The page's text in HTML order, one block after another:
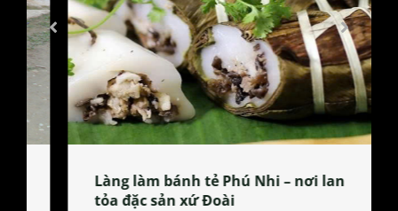
Làng làm bánh tẻ Phú Nhi – nơi lan
tỏa đặc sản xứ Đoài